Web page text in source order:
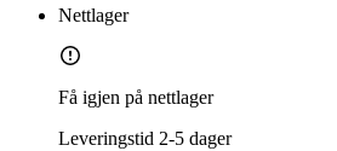
Nettlager
Få igjen på nettlager
Leveringstid 2-5 dager